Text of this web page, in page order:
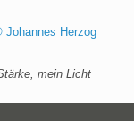
mein Licht